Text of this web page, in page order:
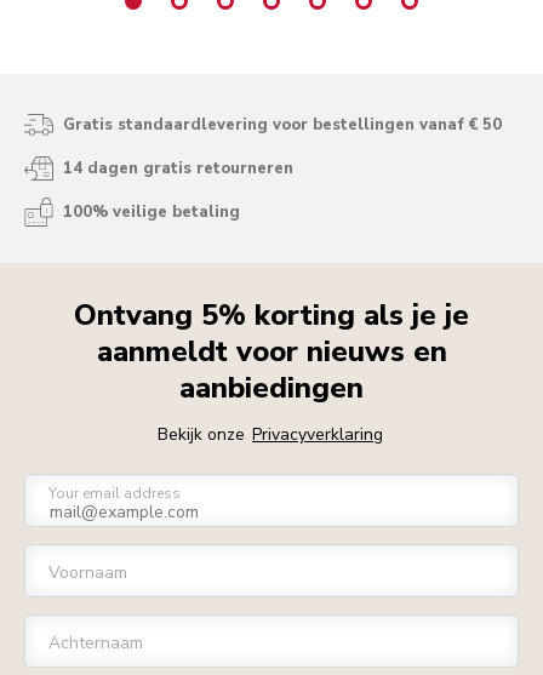
Gratis standaardlevering voor bestellingen vanaf € 50
14 dagen gratis retourneren
100% veilige betaling
Ontvang 5% korting als je je
aanmeldt voor nieuws en
aanbiedingen
Bekijk onze Privacyverklaring
Your email address
Voornaam
Achternaam